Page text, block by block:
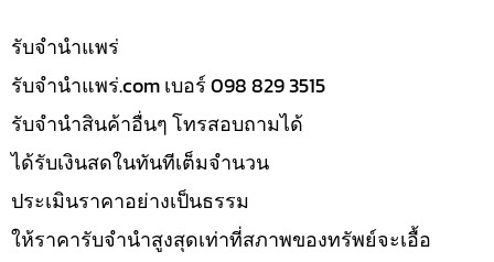
รับจํานำแพร่
รับจํานําแพร่.com เบอร์ 098 829 3515
รับจำนำสินค้าอื่นๆ โทรสอบถามได้
ได้รับเงินสดในทันทีเต็มจำนวน
ประเมินราคาอย่างเป็นธรรม
ให้ราคารับจำนำสูงสุดเท่าที่สภาพของทรัพย์จะเอื้อ